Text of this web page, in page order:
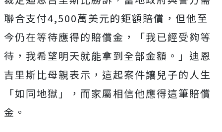
聯合支付4,500萬美元的鉅額賠償，但他至
今仍在等待應得的賠償金，「我已經受夠等
待，我希望明天就能拿到全部金額。」迪恩
吉里斯比母親表示，這起案件讓兒子的人生
「如同地獄」，而家屬相信他應得這筆賠償
金。